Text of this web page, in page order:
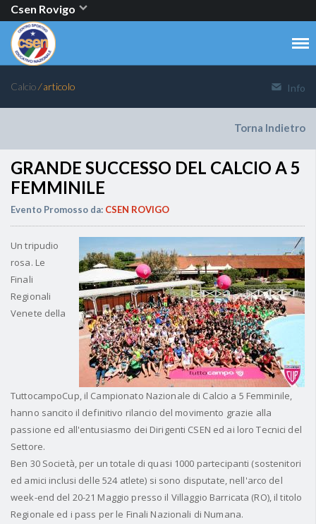
Csen Rovigo
Calcio⁄ articolo Info
Torna Indietro
GRANDE SUCCESSO DEL CALCIO A 5
FEMMINILE
Evento Promosso da: CSEN ROVIGO
Un tripudio
rosa. Le
Finali
Regionali
Venete della
TuttocampoCup, il Campionato Nazionale di Calcio a 5 Femminile,
hanno sancito il definitivo rilancio del movimento grazie alla
passione ed all'entusiasmo dei Dirigenti CSEN ed ai loro Tecnici del
Settore.
Ben 30 Società, per un totale di quasi 1000 partecipanti (sostenitori
ed amici inclusi delle 524 atlete) si sono disputate, nell'arco del
week-end del 20-21 Maggio presso il Villaggio Barricata (RO), il titolo
Regionale ed i pass per le Finali Nazionali di Numana.